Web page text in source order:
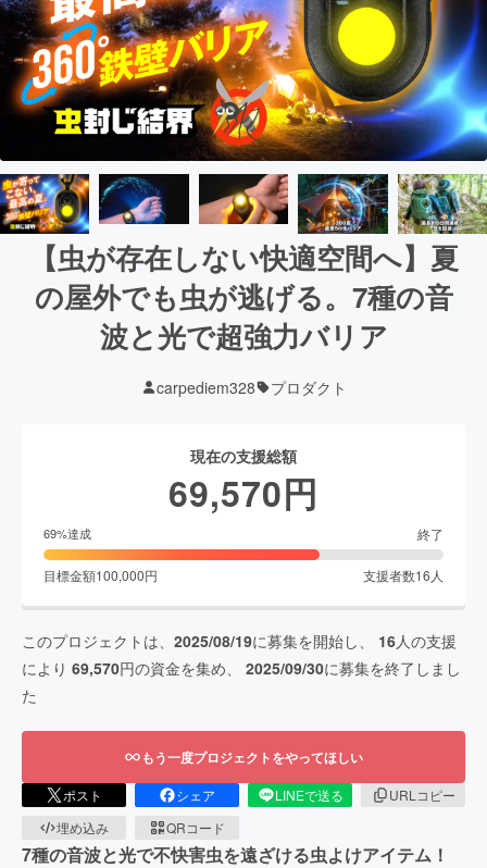
【虫が存在しない快適空間へ】夏
の屋外でも虫が逃げる。7種の音
波と光で超強力バリア
carpediem328 プロダクト
現在の支援総額
69,570円
69%達成 終了
目標金額100,000円 支援者数16 人
このプロジェクトは、 2025/08/19に募集を開始し、 16人の支援
により 69,570円の資金を集め、 2025/09/30に募集を終了しまし
た
もう一度プロジェクトをやってほしい
ポスト シェア LINEで送る
URLコピー
埋め込み
QRコード
7種の音波と光で不快害虫を遠ざける虫よけアイテム！